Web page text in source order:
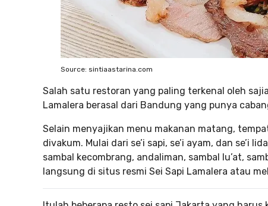
Source: sintiaastarina.com
Salah satu restoran yang paling terkenal oleh
Lamalera berasal dari Bandung yang punya
Selain menyajikan menu makanan matang,
divakum. Mulai dari se’i sapi, se’i ayam, dan se’i
sambal kecombrang, andaliman, sambal lu’at,
langsung di situs resmi Sei Sapi Lamalera atau